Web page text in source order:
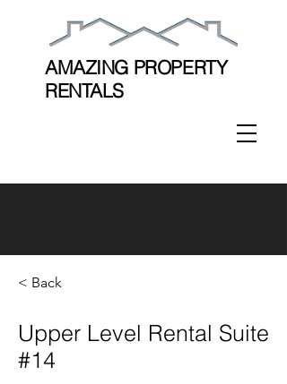
AMAZING PROPERTY
RENTALS
< Back
Upper Level Rental Suite
#14